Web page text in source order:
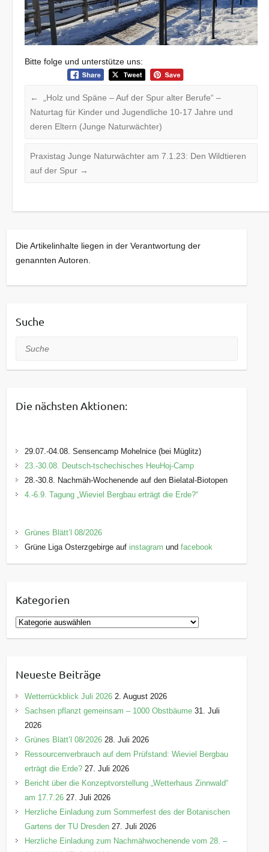
Bitte folge und unterstütze uns:
←
„Holz und Späne – Auf der Spur alter Berufe“ –
Naturtag für Kinder und Jugendliche 10-17 Jahre und
deren Eltern (Junge Naturwächter)
Praxistag Junge Naturwächter am 7.1.23: Den Wildtieren
auf der Spur →
Die Artikelinhalte liegen in der Verantwortung der
genannten Autoren.
Suche
Suche
Die nächsten Aktionen:
29.07.-04.08. Sensencamp Mohelnice (bei Müglitz)
23.-30.08. Deutsch-tschechisches HeuHoj-Camp
28.-30.8. Nachmäh-Wochenende auf den Bielatal-Biotopen
4.-6.9. Tagung „Wieviel Bergbau erträgt die Erde?“
Grünes Blätt’l 08/2026
Grüne Liga Osterzgebirge auf instagram undfacebook
Kategorien
K
a
g
o
r
e
n
Neueste Beiträge
Wetterrückblick Juli 2026 2. August 2026
Sachsen pflanzt gemeinsam – 1000 Obstbäume 31. Juli
2026
Grünes Blätt’l 08/2026 28. Juli 2026
Ressourcenverbrauch auf dem Prüfstand: Wieviel Bergbau
erträgt die Erde? 27. Juli 2026
Bericht über die Konzeptvorstellung „Wetterhaus Zinnwald“
am 17.7.26 27. Juli 2026
Herzliche Einladung zum Sommerfest des der Botanischen
Gartens der TU Dresden 27. Juli 2026
Herzliche Einladung zum Nachmähwochenende vom 28. –